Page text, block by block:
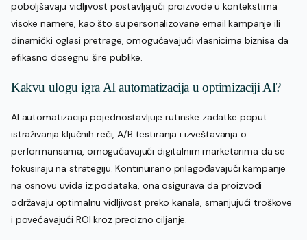
poboljšavaju vidljivost postavljajući proizvode u kontekstima
visoke namere, kao što su personalizovane email kampanje ili
dinamički oglasi pretrage, omogućavajući vlasnicima biznisa da
efikasno dosegnu šire publike.
Kakvu ulogu igra AI automatizacija u optimizaciji AI?
AI automatizacija pojednostavljuje rutinske zadatke poput
istraživanja ključnih reči, A/B testiranja i izveštavanja o
performansama, omogućavajući digitalnim marketarima da se
fokusiraju na strategiju. Kontinuirano prilagođavajući kampanje
na osnovu uvida iz podataka, ona osigurava da proizvodi
održavaju optimalnu vidljivost preko kanala, smanjujući troškove
i povećavajući ROI kroz precizno ciljanje.